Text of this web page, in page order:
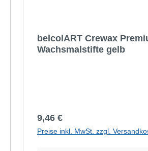
belcolART Crewax
Wachsmalstifte gelb
Regulärer Preis:
9,46 €
Preise inkl. MwSt. zzgl.